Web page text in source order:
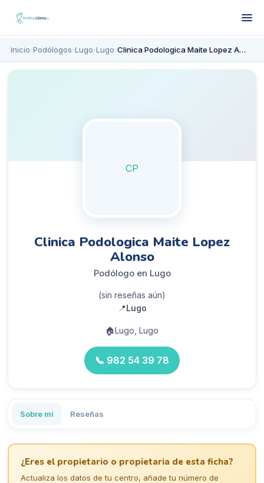
Inicio›Podólogos›Lugo›Lugo› Clinica Podologica Maite Lopez Alonso
CP
Clinica Podologica Maite Lopez
Alonso
Podólogo en Lugo
(sin reseñas aún)
📍Lugo
🏠Lugo, Lugo
📞 982 54 39 78
Sobre mí Reseñas
¿Eres el propietario o propietaria de esta ficha?
Actualiza los datos de tu centro, añade tu número de